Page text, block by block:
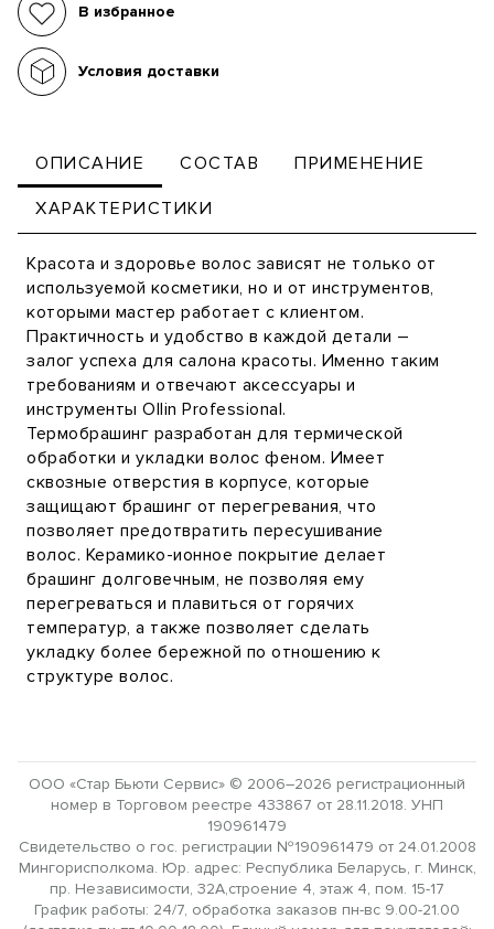
В избранное
Условия доставки
ОПИСАНИЕ СОСТАВ ПРИМЕНЕНИЕ
ХАРАКТЕРИСТИКИ
Красота и здоровье волос зависят не только от
используемой косметики, но и от инструментов,
которыми мастер работает с клиентом.
Практичность и удобство в каждой детали –
залог успеха для салона красоты. Именно таким
требованиям и отвечают аксессуары и
инструменты Ollin Professional.
Термобрашинг разработан для термической
обработки и укладки волос феном. Имеет
сквозные отверстия в корпусе, которые
защищают брашинг от перегревания, что
позволяет предотвратить пересушивание
волос. Керамико-ионное покрытие делает
брашинг долговечным, не позволяя ему
перегреваться и плавиться от горячих
температур, а также позволяет сделать
укладку более бережной по отношению к
структуре волос.
ООО «Стар Бьюти Сервис» © 2006–2026 регистрационный
номер в Торговом реестре 433867 от 28.11.2018. УНП
190961479
Свидетельство о гос. регистрации №190961479 от 24.01.2008
Мингорисполкома. Юр. адрес: Республика Беларусь, г. Минск,
пр. Независимости, 32А,строение 4, этаж 4, пом. 15-17
График работы: 24/7, обработка заказов пн-вс 9.00-21.00